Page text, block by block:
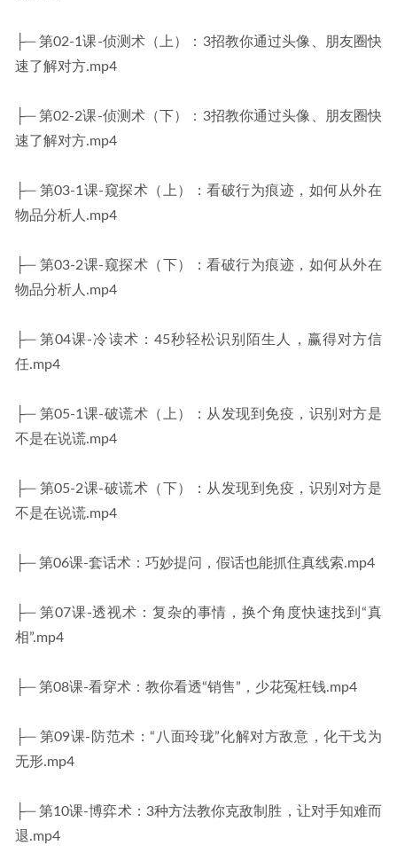
├─ 第02-1课-侦测术（上）：3招教你通过头像、朋友圈快
速了解对方.mp4
├─ 第02-2课-侦测术（下）：3招教你通过头像、朋友圈快
速了解对方.mp4
├─ 第03-1课-窥探术（上）：看破行为痕迹，如何从外在
物品分析人.mp4
├─ 第03-2课-窥探术（下）：看破行为痕迹，如何从外在
物品分析人.mp4
├─ 第04课-冷读术：45秒轻松识别陌生人，赢得对方信
任.mp4
├─ 第05-1课-破谎术（上）：从发现到免疫，识别对方是
不是在说谎.mp4
├─ 第05-2课-破谎术（下）：从发现到免疫，识别对方是
不是在说谎.mp4
├─ 第06课-套话术：巧妙提问，假话也能抓住真线索.mp4
├─ 第07课-透视术：复杂的事情，换个角度快速找到“真
相”.mp4
├─ 第08课-看穿术：教你看透“销售”，少花冤枉钱.mp4
├─ 第09课-防范术：“八面玲珑”化解对方敌意，化干戈为
无形.mp4
├─ 第10课-博弈术：3种方法教你克敌制胜，让对手知难而
退.mp4